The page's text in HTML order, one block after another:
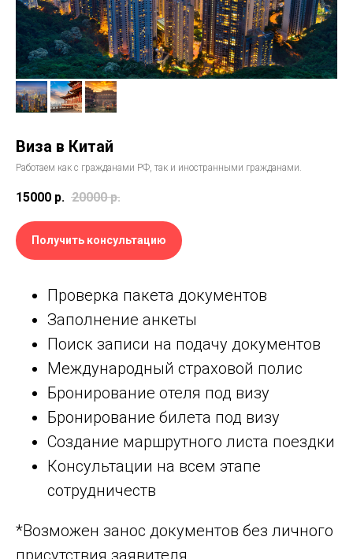
Виза в Китай
Работаем как с гражданами РФ, так и иностранными гражданами.
15000 р. 20000 р.
Получить консультацию
Проверка пакета документов
Заполнение анкеты
Поиск записи на подачу документов
Международный страховой полис
Бронирование отеля под визу
Бронирование билета под визу
Создание маршрутного листа поездки
Консультации на всем этапе
сотрудничеств
*Возможен занос документов без личного
присутствия заявителя